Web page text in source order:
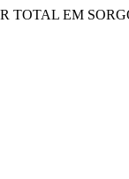
TOTAL EM